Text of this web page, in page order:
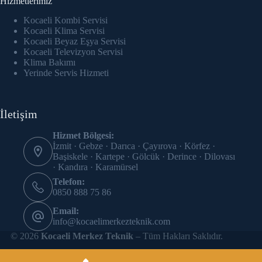
panel
Panel
panel
panel
panel
panel
panel
panel
panel
Kocaeli Kombi Servisi
Kocaeli Klima Servisi
Kocaeli Beyaz Eşya Servisi
Kocaeli Televizyon Servisi
Klima Bakımı
Yerinde Servis Hizmeti
İletişim
Hizmet Bölgesi:
İzmit · Gebze · Darıca · Çayırova · Körfez ·
Başiskele · Kartepe · Gölcük · Derince · Dilovası
· Kandıra · Karamürsel
Telefon:
0850 888 75 86
Email:
info@kocaelimerkezteknik.com
© 2026Kocaeli Merkez Teknik – Tüm Hakları Saklıdır.